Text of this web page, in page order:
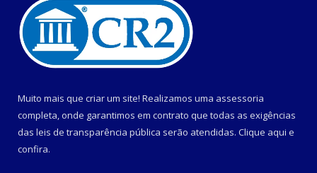
Muito mais que criar um site! Realizamos uma assessoria
completa, onde garantimos em contrato que todas as exigências
das leis de transparência pública serão atendidas. Clique aqui e
confira.